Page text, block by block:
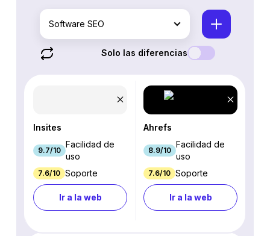
Software SEO
Solo las diferencias
Insites
9.7/10
Facilidad de
uso
7.6/10 Soporte
Ir a la web
Ahrefs
8.9/10
Facilidad de
uso
7.6/10 Soporte
Ir a la web